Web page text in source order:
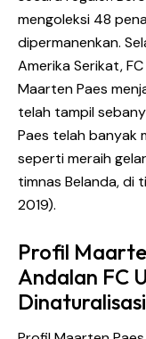
mengoleksi 48
dipermanenkan.
Amerika Serikat,
Maarten Paes
telah tampil
Paes telah banyak
seperti meraih
timnas Belanda, di
2019).
Profil
Andalan FC
Dinaturalisasi